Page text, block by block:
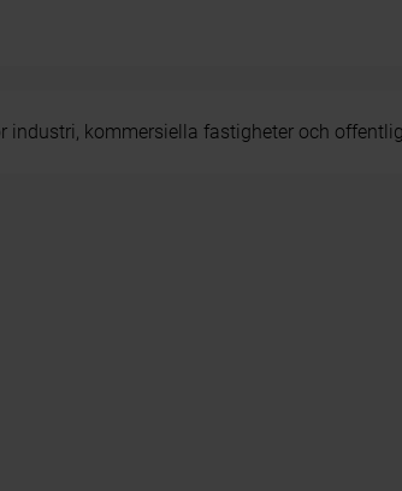
industri, kommersiella fastigheter och